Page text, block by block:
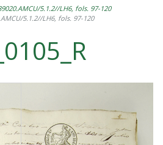
5.1.2//LH6, fols. 97-120
5.1.2//LH6, fols. 97-120